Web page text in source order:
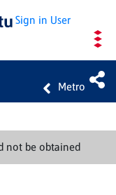
Sign in User
Metro
not be obtained